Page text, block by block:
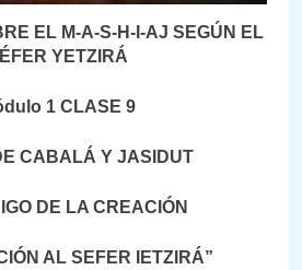
EL M-A-S-H-I-AJ SEGÚN EL
YETZIRÁ
1 CLASE 9
CABALÁ Y JASIDUT
DE LA CREACIÓN
AL SEFER IETZIRÁ”